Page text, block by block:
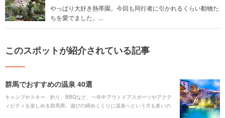
やっぱり大好き熱帯園。今回も同行者に引かれるくらい動物た
ちを愛でました。...
このスポットが紹介されている記事
群馬でおすすめの温泉 40選
キャンプやスキー、釣り、BBQなど、一年中アウトドアスポーツやアクテ
ィビティを楽しめる群馬県。遊びの締めくくりに温泉へという方も多いの